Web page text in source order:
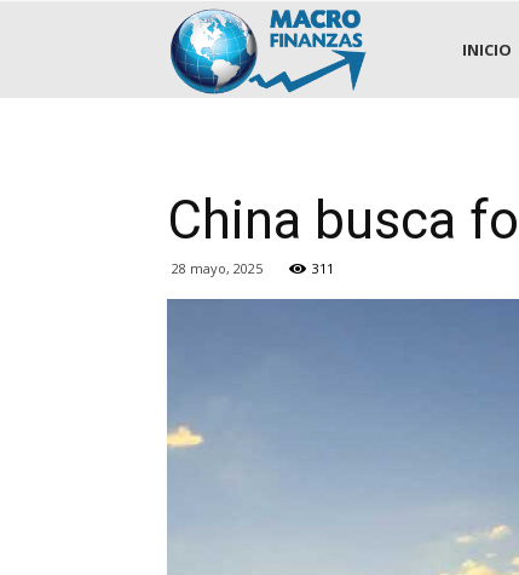
INICIO
China busca
28 mayo, 2025 311